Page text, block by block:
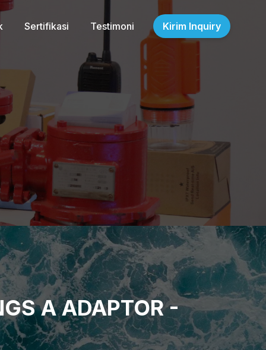
Sertifikasi Testimoni Kirim Inquiry
A ADAPTOR -